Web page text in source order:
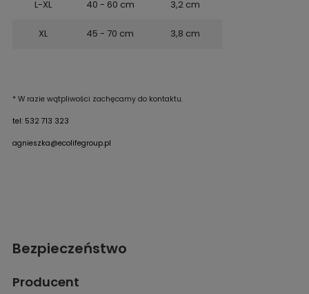
L-XL 40 - 60 cm 3,2 cm
XL 45 - 70 cm 3,8 cm
* W razie wątpliwości zachęcamy do kontaktu.
tel: 532 713 323
agnieszka@ecolifegroup.pl
Bezpieczeństwo
Producent